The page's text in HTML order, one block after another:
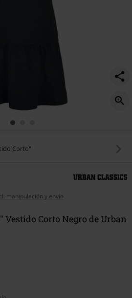
Corto"
manipulación y envío
Vestido Corto Negro de Urban